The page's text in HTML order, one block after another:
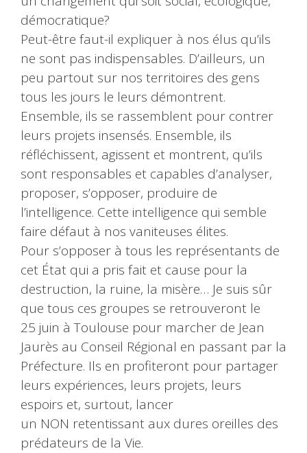
démocratique?
Peut-être faut-il expliquer à nos élus qu’ils
ne sont pas indispensables. D’ailleurs, un
peu partout sur nos territoires des gens
tous les jours le leurs démontrent.
Ensemble, ils se rassemblent pour contrer
leurs projets insensés. Ensemble, ils
réfléchissent, agissent et montrent, qu’ils
sont responsables et capables d’analyser,
proposer, s’opposer, produire de
l’intelligence. Cette intelligence qui semble
faire défaut à nos vaniteuses élites.
Pour s’opposer à tous les représentants de
cet État qui a pris fait et cause pour la
destruction, la ruine, la misère… Je suis sûr
que tous ces groupes se retrouveront le
25 juin à Toulouse pour marcher de Jean
Jaurès au Conseil Régional en passant par la
Préfecture. Ils en profiteront pour partager
leurs expériences, leurs projets, leurs
espoirs et, surtout, lancer
un NON retentissant aux dures oreilles des
prédateurs de la Vie.